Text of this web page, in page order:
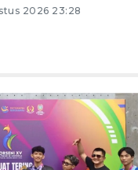
2026 23:28